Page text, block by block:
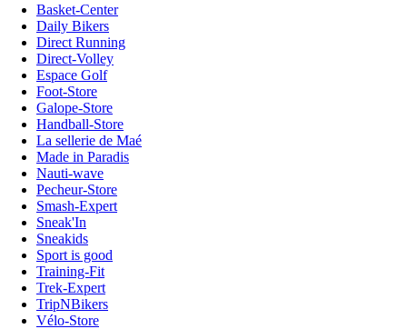
Basket-Center
Daily Bikers
Direct Running
Direct-Volley
Espace Golf
Foot-Store
Galope-Store
Handball-Store
La sellerie de Maé
Made in Paradis
Nauti-wave
Pecheur-Store
Smash-Expert
Sneak'In
Sneakids
Sport is good
Training-Fit
Trek-Expert
TripNBikers
Vélo-Store